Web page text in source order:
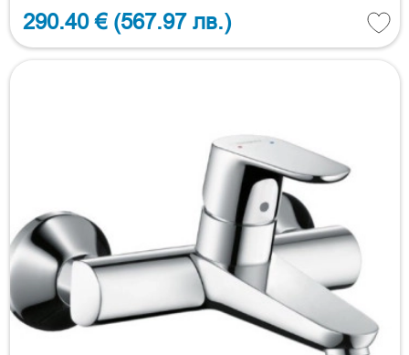
290.40 € (567.97 лв.)